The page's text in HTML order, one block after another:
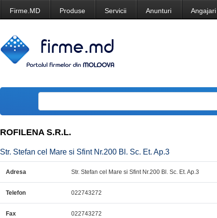
Firme.MD Produse Servicii Anunturi Angajari
ROFILENA S.R.L.
Str. Stefan cel Mare si Sfint Nr.200 Bl. Sc. Et. Ap.3
Adresa Str. Stefan cel Mare si Sfint Nr.200 Bl. Sc. Et. Ap.3
Telefon 022743272
Fax 022743272